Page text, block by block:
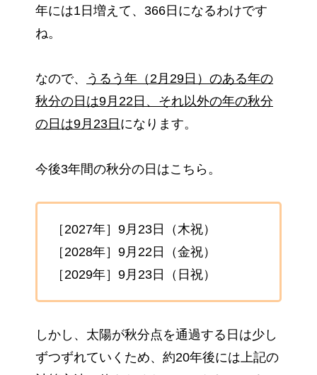
年には1日増えて、366日になるわけです
ね。
なので、
うるう年（2月29日）のある年の
秋分の日は9月22日、それ以外の年の秋分
の日は9月23日 になります。
今後3年間の秋分の日はこちら。
［2027年］9月23日（木祝）
［2028年］9月22日（金祝）
［2029年］9月23日（日祝）
しかし、太陽が秋分点を通過する日は少し
ずつずれていくため、約20年後には上記の